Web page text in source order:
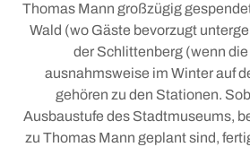
Gabriel von Seidl
Stadtkapelle
Tölzer Summer Sound
Stadt mit der besonderen
Tölzer Kunst und Kultur
KINDER UND FAMILIE
Familien Sommer
Familien Winter
Thomas Mann großzügig
Wald (wo Gäste bevorzugt
der Schlittenberg (wenn
ausnahmsweise im Winter auf
gehören zu den Stationen.
Ausbaustufe des Stadtmuseums,
zu Thomas Mann geplant sind,